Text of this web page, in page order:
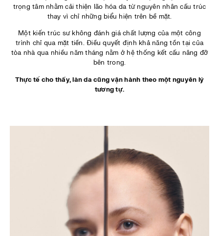
trọng tâm nhằm cải thiện lão hóa da từ nguyên nhân cấu trúc
thay vì chỉ những biểu hiện trên bề mặt.
Một kiến trúc sư không đánh giá chất lượng của một công
trình chỉ qua mặt tiền. Điều quyết định khả năng tồn tại của
tòa nhà qua nhiều năm tháng nằm ở hệ thống kết cấu nâng đỡ
bên trong.
Thực tế cho thấy, làn da cũng vận hành theo một nguyên lý
tương tự.